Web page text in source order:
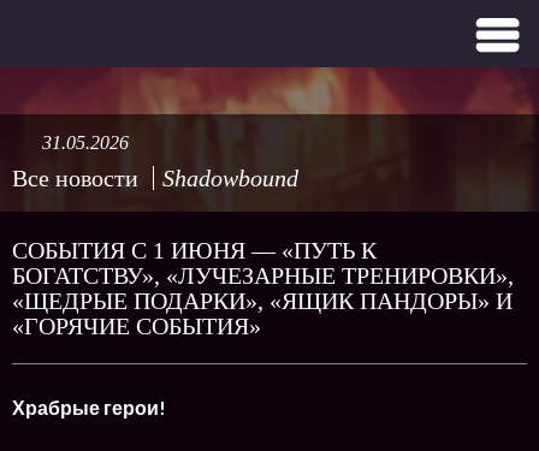
Все новости Shadowbound
31.05.2026
СОБЫТИЯ С 1 ИЮНЯ — «ПУТЬ К
БОГАТСТВУ», «ЛУЧЕЗАРНЫЕ ТРЕНИРОВКИ»,
«ЩЕДРЫЕ ПОДАРКИ», «ЯЩИК ПАНДОРЫ» И
«ГОРЯЧИЕ СОБЫТИЯ»
Храбрые герои!